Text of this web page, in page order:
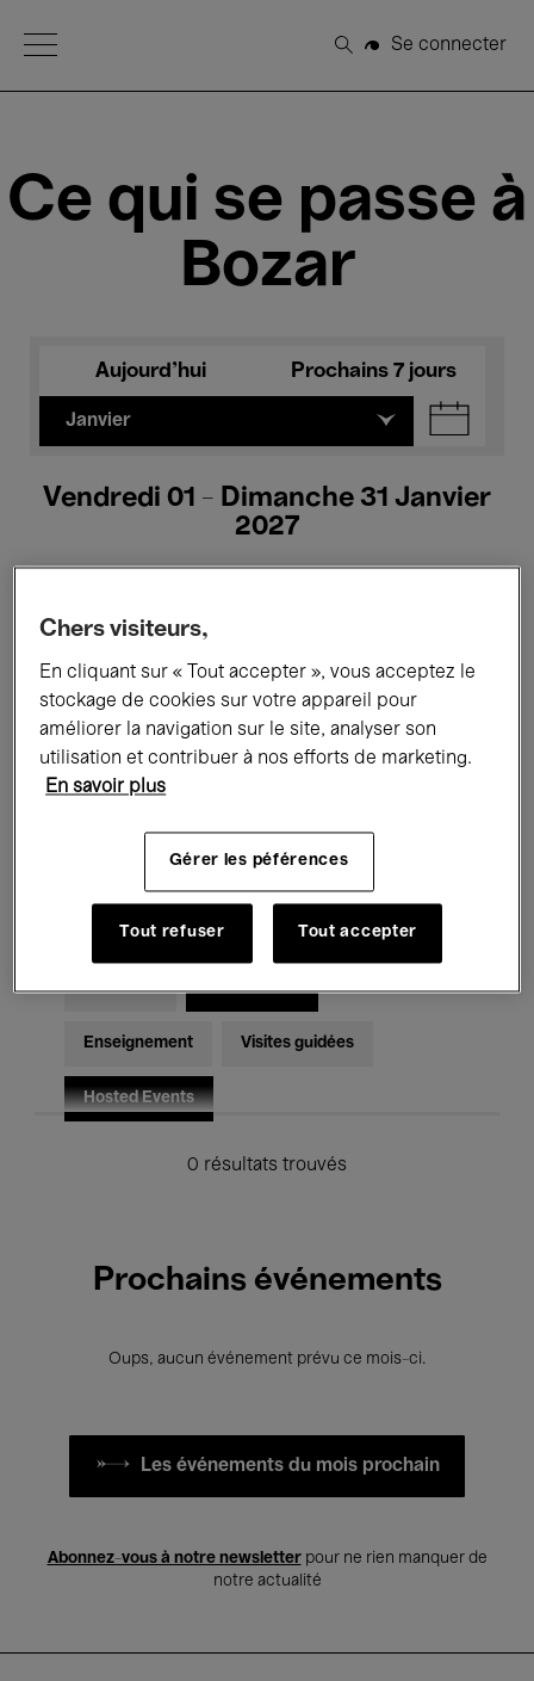
Open Menu
Rechercher
Se connecter
Ce qui se passe à
Bozar
Aujourd'hui Prochains 7 jours
Janvier
Vendredi 01 - Dimanche 31 Janvier
2027
Tous les événements Concerts
Expositions Films Performances
Rencontres & Débats
Musique classique Global Music
Musique électronique
Pour tous Kids’ Palace
Enseignement Visites guidées
Hosted Events
0 résultats trouvés
Prochains événements
Oups, aucun événement prévu ce mois-ci.
Les événements du mois prochain
Abonnez-vous à notre newsletterpour ne rien manquer de
notre actualité
Chers visiteurs,
En cliquant sur « Tout accepter », vous acceptez le
stockage de cookies sur votre appareil pour
améliorer la navigation sur le site, analyser son
utilisation et contribuer à nos efforts de marketing.
En savoir plus
Gérer les péférences
Tout refuser Tout accepter